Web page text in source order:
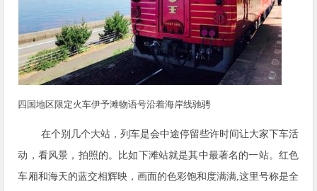
四国地区限定火车伊予滩物语号沿着海岸线驰骋
在个别几个大站，列车是会中途停留些许时间让大家下车活
动，看风景，拍照的。比如下滩站就是其中最著名的一站。红色
车厢和海天的蓝交相辉映，画面的色彩饱和度满满,这里号称是全